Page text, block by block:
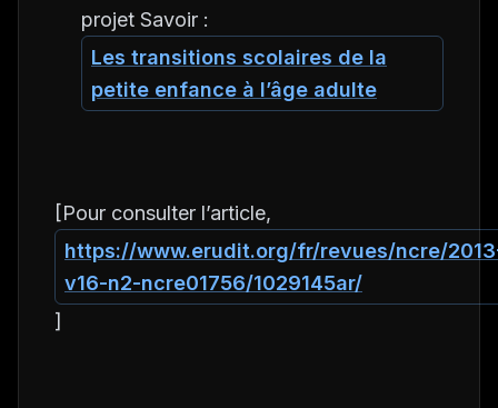
projet Savoir :
Les transitions scolaires de la
petite enfance à l’âge adulte
[Pour consulter l’article,
https://www.erudit.org/fr/revues/ncre/
v16-n2-ncre01756/1029145ar/
]